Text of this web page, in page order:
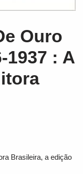
Ouro
1937 : A
Brasileira, a edição